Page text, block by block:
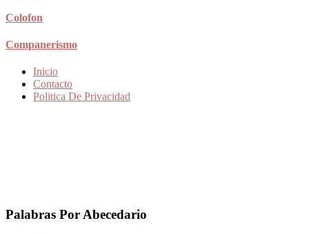
Colofon
Companerismo
Inicio
Contacto
Politica De Privacidad
Palabras Por Abecedario